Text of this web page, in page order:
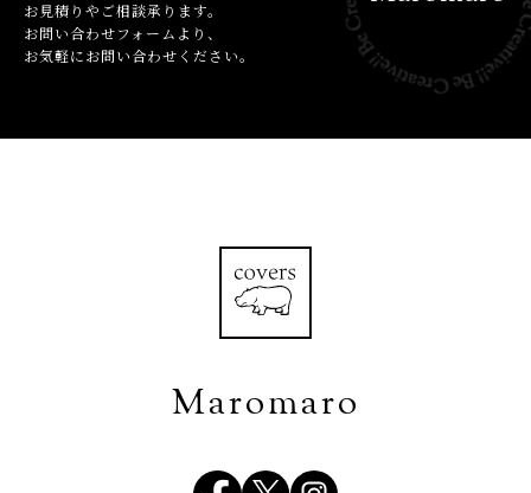
お⾒積りやご相談承ります。
お問い合わせフォームより、
お気軽にお問い合わせください。
Maromaro